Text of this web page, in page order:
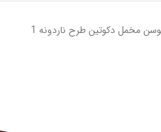
مخمل دکوتین طرح ناردونه 1